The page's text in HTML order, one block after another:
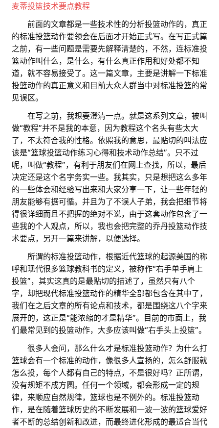
麦蒂投篮技术要点教程
前面的文章都是一些技术性的分析投篮动作的，真正
的标准投篮动作要领会在后面才开始正式写。在写正式篇
之前，有一些问题是需要先解释清楚的，不然，连标准投
篮动作叫什么，是什么，有什么真正作用和好处都不知
道，就不容易接受了。这一篇文章，主要是讲解一下标准
投篮动作的真正意义和目前大众人群当中对标准投篮的常
见误区。
在写之前，我想要澄清一点。就是这系列文章，被叫
做“教程”并不是我的本意，因为教程这个名头有些太大
了，不太符合我的性格。依照我的意思，最贴切的叫法应
该是“篮球投篮动作练习心得和技术动作总结”。只不过
呢，叫做“教程”，有利于朋友们在网上查找，所以，最后
决定还是这个名字务实一些。我其实，只是想把这么多年
的一些体会和经验写出来和大家分享一下，让一些年轻的
朋友能够有据可循。并且为了不误人子弟，我会把细节将
得很详细而且不把握的绝对不说，由于这套动作包含了一
些我的个人观点，所以，我也会把完整的乔丹投篮动作技
术要点，另开一篇来讲解，以便选择。
所谓的标准投篮动作，根据近代篮球的起源美国的称
呼和现代很多篮球教科书的定义，被称作“右手单手肩上
投篮”，其实这真的是最贴切的描述了，虽然只有八个
字，却把现代标准投篮动作的精华全部都包含在其中了，
我们在之后文章的所有论点和技术，都是围绕这八个字来
展开的，这正是“能浓缩的才是精华”。目前的市面上，我
们最常见到的投篮动作，大多应该叫做“右手头上投篮”。
很多人会问，那么什么才是标准投篮动作？为什么打
篮球会有一个标准的动作，像很多人宣扬的，怎么舒服就
怎么投，每个人都有自己的特点，不是很好吗？正所谓，
没有规矩不成方圆。任何一个领域，都会形成一定的规
律，来顺应自然规律，篮球也是不例外的。标准投篮动
作，是在随着篮球历史的不断发展和一波一波的篮球爱好
者不断的总结创新和改进，而最终进化形成的最适合当代